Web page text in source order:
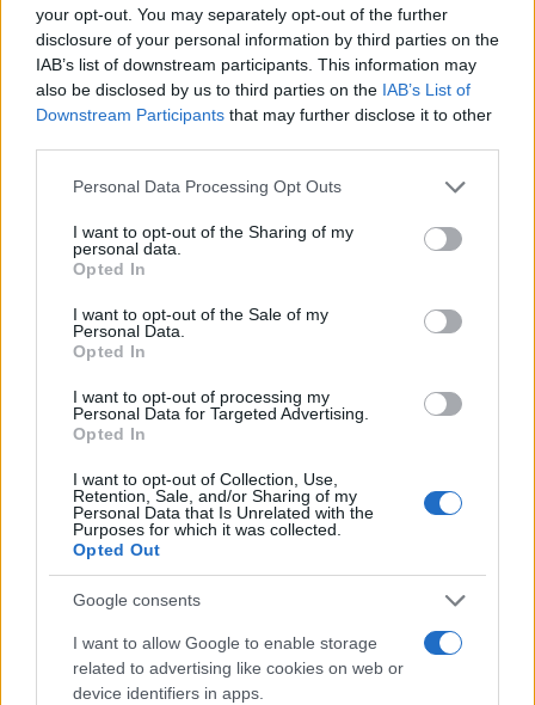
your opt-out. You may separately opt-out of the further
disclosure of your personal information by third parties on the
IAB’s list of downstream participants. This information may
also be disclosed by us to third parties on the IAB’s List of
Downstream Participants that may further disclose it to other
Please note that this website/app uses one or more Google
not limited to your visit or usage behaviour. You may click to
grant or deny consent to Google and its third-party tags to
use your data for below specified purposes in below Google
consent section.
Personal Data Processing Opt Outs
I want to opt-out of the Sharing of my
personal data.
Opted In
I want to opt-out of the Sale of my
Personal Data.
Opted In
I want to opt-out of processing my
Personal Data for Targeted Advertising.
Opted In
I want to opt-out of Collection, Use,
Retention, Sale, and/or Sharing of my
Personal Data that Is Unrelated with the
Purposes for which it was collected.
Opted Out
Google consents
I want to allow Google to enable storage
related to advertising like cookies on web or
device identifiers in apps.
VW: Η δύσκολη εξίσωση
της αναδιάρθρωσης
18η συνεχόμενη χρονιά για
τον ΟΤΕ στη διεθνή σειρά
Alpha Bank: Για πρώτη φορά το Αρχαίο Θέατρο Επιδαύρου
άνοιξε τις πύλες του σε όλους
ESG Report 2025: Πώς η ΑΒ Βασιλόπουλος μετατρέπει τη